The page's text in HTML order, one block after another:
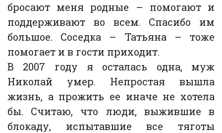
бросают меня родные – помогают и
поддерживают во всем. Спасибо им
большое. Соседка – Татьяна – тоже
помогает и в гости приходит.
В 2007 году я осталась одна, муж
Николай умер. Непростая вышла
жизнь, а прожить ее иначе не хотела
бы. Считаю, что люди, выжившие в
блокаду, испытавшие все тяготы